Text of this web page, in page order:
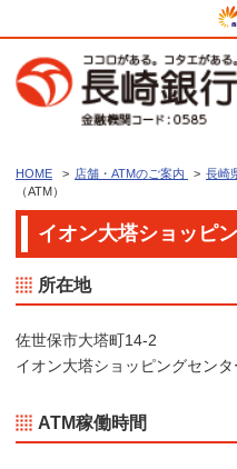
HOME 店舗・ATMのご案内 長崎
（ATM）
イオン大塔ショッピ
所在地
佐世保市大塔町14-2
イオン大塔ショッピングセンタ
ATM稼働時間